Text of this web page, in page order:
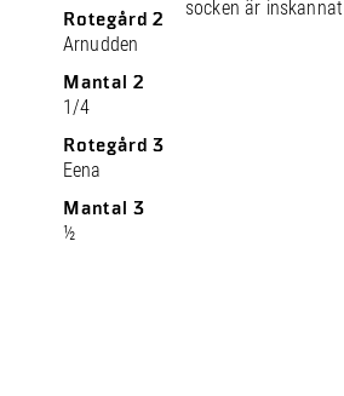
Rotegård 2
Arnudden
Mantal 2
1/4
Rotegård 3
Eena
Mantal 3
½
socken är inskannat